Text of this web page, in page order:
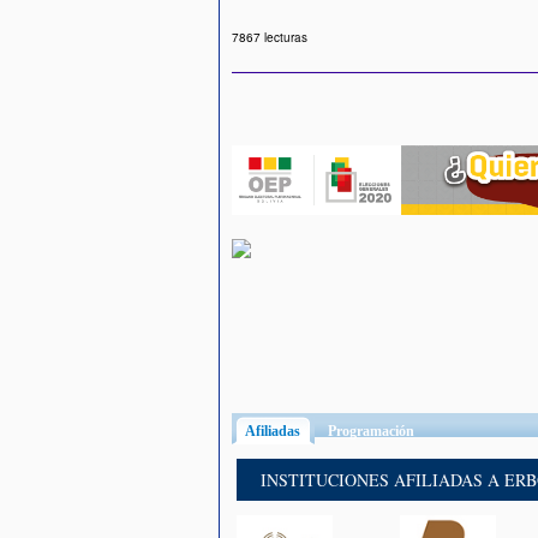
7867 lecturas
Afiliadas (solapa activa)
Programación
INSTITUCIONES AFILIADAS A